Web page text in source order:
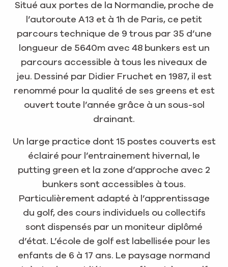
Situé aux portes de la Normandie, proche de
l’autoroute A13 et à 1h de Paris, ce petit
parcours technique de 9 trous par 35 d’une
longueur de 5640m avec 48 bunkers est un
parcours accessible à tous les niveaux de
jeu. Dessiné par Didier Fruchet en 1987, il est
renommé pour la qualité de ses greens et est
ouvert toute l’année grâce à un sous-sol
drainant.
Un large practice dont 15 postes couverts est
éclairé pour l’entrainement hivernal, le
putting green et la zone d’approche avec 2
bunkers sont accessibles à tous.
Particulièrement adapté à l’apprentissage
du golf, des cours individuels ou collectifs
sont dispensés par un moniteur diplômé
d’état. L’école de golf est labellisée pour les
enfants de 6 à 17 ans. Le paysage normand